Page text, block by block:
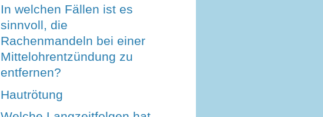
In welchen Fällen ist es
sinnvoll, die
Rachenmandeln bei einer
Mittelohrentzündung zu
entfernen?
Hautrötung